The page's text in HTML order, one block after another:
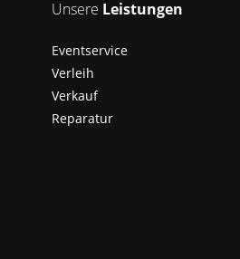
Unsere Leistungen
Eventservice
Verleih
Verkauf
Reparatur